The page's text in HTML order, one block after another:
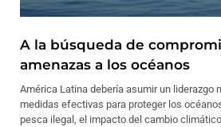
A la búsqueda de
amenazas a los océanos
América Latina debería asumir un liderazgo
medidas efectivas para proteger los
pesca ilegal, el impacto del cambio